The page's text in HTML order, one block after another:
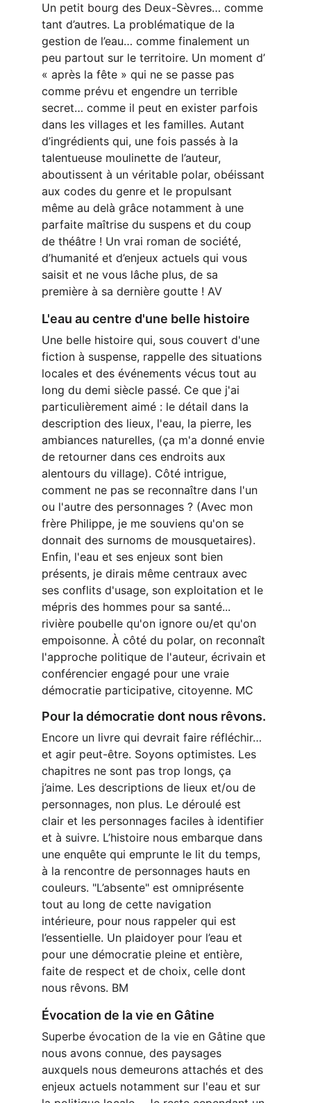
Un petit bourg des Deux-Sèvres… comme
tant d’autres. La problématique de la
gestion de l’eau… comme finalement un
peu partout sur le territoire. Un moment d’
« après la fête » qui ne se passe pas
comme prévu et engendre un terrible
secret… comme il peut en exister parfois
dans les villages et les familles. Autant
d’ingrédients qui, une fois passés à la
talentueuse moulinette de l’auteur,
aboutissent à un véritable polar, obéissant
aux codes du genre et le propulsant
même au delà grâce notamment à une
parfaite maîtrise du suspens et du coup
de théâtre ! Un vrai roman de société,
d’humanité et d’enjeux actuels qui vous
saisit et ne vous lâche plus, de sa
première à sa dernière goutte ! AV
L'eau au centre d'une belle histoire
Une belle histoire qui, sous couvert d'une
fiction à suspense, rappelle des situations
locales et des événements vécus tout au
long du demi siècle passé. Ce que j'ai
particulièrement aimé : le détail dans la
description des lieux, l'eau, la pierre, les
ambiances naturelles, (ça m'a donné envie
de retourner dans ces endroits aux
alentours du village). Côté intrigue,
comment ne pas se reconnaître dans l'un
ou l'autre des personnages ? (Avec mon
frère Philippe, je me souviens qu'on se
donnait des surnoms de mousquetaires).
Enfin, l'eau et ses enjeux sont bien
présents, je dirais même centraux avec
ses conflits d'usage, son exploitation et le
mépris des hommes pour sa santé...
rivière poubelle qu'on ignore ou/et qu'on
empoisonne. À côté du polar, on reconnaît
l'approche politique de l'auteur, écrivain et
conférencier engagé pour une vraie
démocratie participative, citoyenne. MC
Pour la démocratie dont nous rêvons.
Encore un livre qui devrait faire réfléchir…
et agir peut-être. Soyons optimistes. Les
chapitres ne sont pas trop longs, ça
j’aime. Les descriptions de lieux et/ou de
personnages, non plus. Le déroulé est
clair et les personnages faciles à identifier
et à suivre. L’histoire nous embarque dans
une enquête qui emprunte le lit du temps,
à la rencontre de personnages hauts en
couleurs. "L’absente" est omniprésente
tout au long de cette navigation
intérieure, pour nous rappeler qui est
l’essentielle. Un plaidoyer pour l’eau et
pour une démocratie pleine et entière,
faite de respect et de choix, celle dont
nous rêvons. BM
Évocation de la vie en Gâtine
Superbe évocation de la vie en Gâtine que
nous avons connue, des paysages
auxquels nous demeurons attachés et des
enjeux actuels notamment sur l'eau et sur